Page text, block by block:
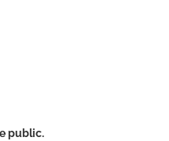
public.